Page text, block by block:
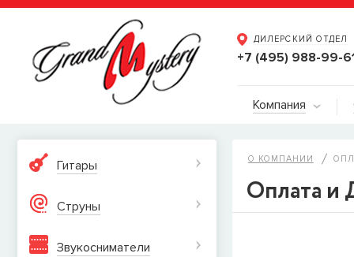
ДИЛЕРСКИЙ ОТДЕЛ
+7 (495) 988-99-
Компания
Гитары
Струны
Звукосниматели
О КОМПАНИИ
Оплата и